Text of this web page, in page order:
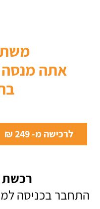
אתה מנסה
לרכישה מ- 249 ₪
רכשת
התחבר בכניסה